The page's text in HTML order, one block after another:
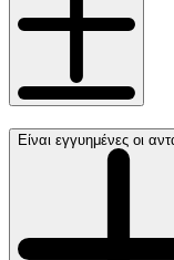
Είναι εγγυημένες οι